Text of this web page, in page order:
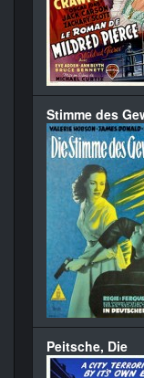
Stimme des
Peitsche, Die